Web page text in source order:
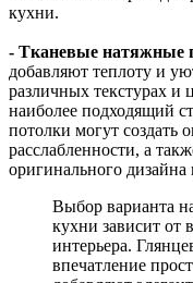
кухни.
- Тканевые натяжные
добавляют теплоту и
различных текстурах и
наиболее подходящий
потолки могут создать
расслабленности, а
оригинального дизайна
Выбор варианта
кухни зависит от
интерьера.
впечатление